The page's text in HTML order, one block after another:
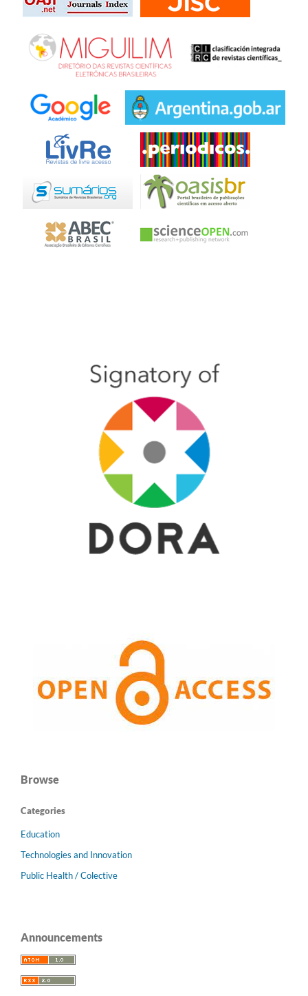
Browse
Categories
Education
Technologies and Innovation
Public Health / Colective
Announcements